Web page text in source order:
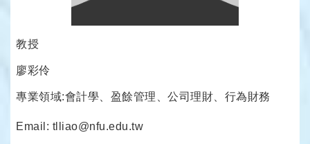
教授
廖彩伶
專業領域:會計學、盈餘管理、公司理財、行為財務
Email: tlliao@nfu.edu.tw